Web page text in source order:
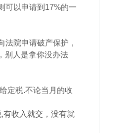
可以申请到17%的一
院申请破产保护，
别人是拿你没办法
定税.不论当月的收
有收入就交，没有就